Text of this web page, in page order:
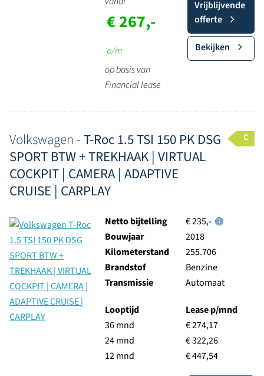
€ 267,-
p/m
op basis van
Financial lease
Vrijblijvende
offerte
Bekijken
Volkswagen -T-Roc 1.5 TSI 150 PK DSG
SPORT BTW + TREKHAAK | VIRTUAL
COCKPIT | CAMERA | ADAPTIVE
CRUISE | CARPLAY
C
Netto bijtelling
€ 235,-
Bouwjaar
2018
Kilometerstand
255.706
Brandstof
Benzine
Transmissie
Automaat
Looptijd
36 mnd
24 mnd
12 mnd
Lease p/mnd
€ 274,17
€ 322,26
€ 447,54